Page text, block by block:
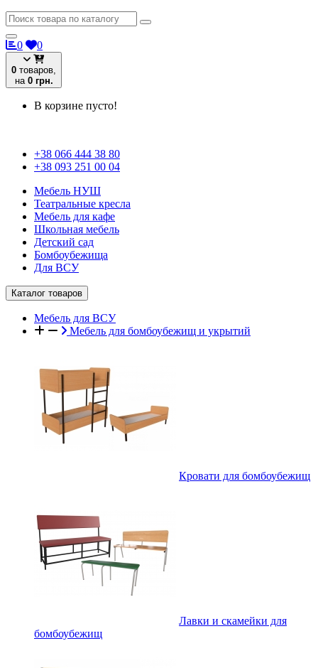
0 0
0 товаров,
на 0 грн.
В корзине пусто!
+38 066 444 38 80
+38 093 251 00 04
Мебель НУШ
Театральные кресла
Мебель для кафе
Школьная мебель
Детский сад
Бомбоубежища
Для ВСУ
Каталог товаров
Мебель для ВСУ
Мебель для бомбоубежищ и укрытий
Кровати для бомбоубежищ
Лавки и скамейки для
бомбоубежищ